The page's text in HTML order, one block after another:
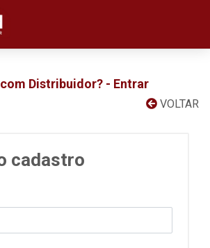
Distribuidor? - Entrar
VOLTAR
cadastro